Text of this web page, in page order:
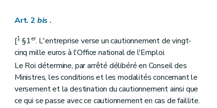
Art. 2 bis .
[1 §1er. L'entreprise verse un cautionnement de vingt-
cinq mille euros à l'Office national de l'Emploi.
Le Roi détermine, par arrêté délibéré en Conseil des
Ministres, les conditions et les modalités concernant le
versement et la destination du cautionnement ainsi que
ce qui se passe avec ce cautionnement en cas de faillite.